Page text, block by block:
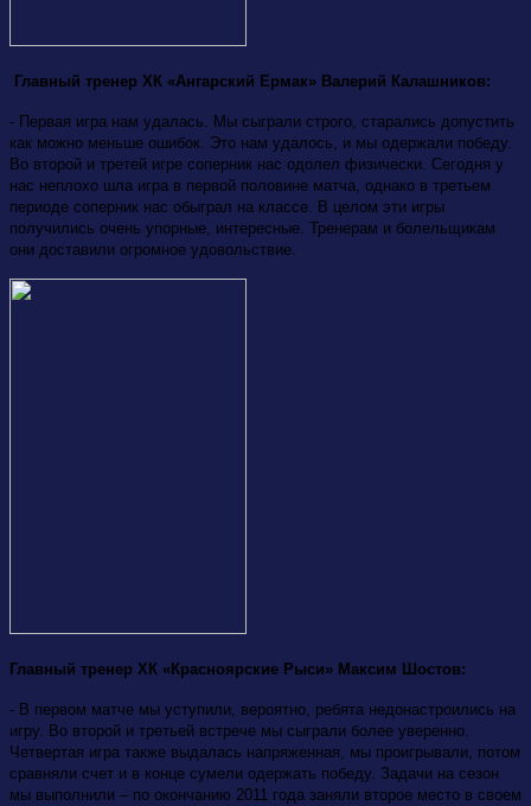
Главный тренер ХК «Ангарский Ермак» Валерий Калашников:
- Первая игра нам удалась. Мы сыграли строго, старались допустить
как можно меньше ошибок. Это нам удалось, и мы одержали победу.
Во второй и третей игре соперник нас одолел физически. Сегодня у
нас неплохо шла игра в первой половине матча, однако в третьем
периоде соперник нас обыграл на классе. В целом эти игры
получились очень упорные, интересные. Тренерам и болельщикам
они доставили огромное удовольствие.
Главный тренер ХК «Красноярские Рыси» Максим Шостов:
- В первом матче мы уступили, вероятно, ребята недонастроились на
игру. Во второй и третьей встрече мы сыграли более уверенно.
Четвертая игра также выдалась напряженная, мы проигрывали, потом
сравняли счет и в конце сумели одержать победу. Задачи на сезон
мы выполнили – по окончанию 2011 года заняли второе место в своем